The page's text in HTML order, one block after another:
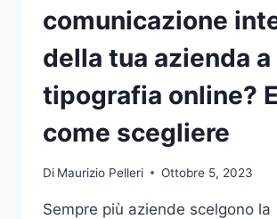
comunicazione
della tua azienda a
tipografia online?
come scegliere
Di Maurizio Pelleri Ottobre 5, 2023
Sempre più aziende scelgono la